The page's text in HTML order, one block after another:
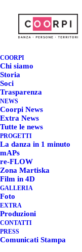
COORPI
Chi siamo
Storia
Soci
Trasparenza
NEWS
Coorpi News
Extra News
Tutte le news
PROGETTI
La danza in 1 minuto
mAPs
re-FLOW
Zona Martiska
Film in 4D
GALLERIA
Foto
EXTRA
Produzioni
CONTATTI
PRESS
Comunicati Stampa
CALL
call!